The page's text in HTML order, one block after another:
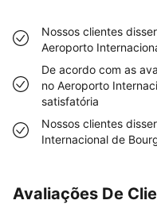
Nossos clientes
Aeroporto
De acordo com as
no Aeroporto
satisfatória
Nossos clientes
Internacional de
Avaliações De